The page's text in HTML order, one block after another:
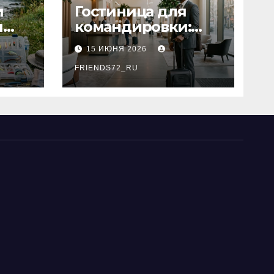
Гостиница для
командировки:
основные
критерии выбора
15 ИЮНЯ 2026
FRIENDS72_RU